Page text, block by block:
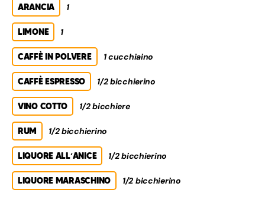
ARANCIA 1
LIMONE 1
CAFFÈ IN POLVERE 1 cucchiaino
CAFFÈ ESPRESSO 1/2 bicchierino
VINO COTTO 1/2 bicchiere
RUM 1/2 bicchierino
LIQUORE ALL’ANICE 1/2 bicchierino
LIQUORE MARASCHINO 1/2 bicchierino